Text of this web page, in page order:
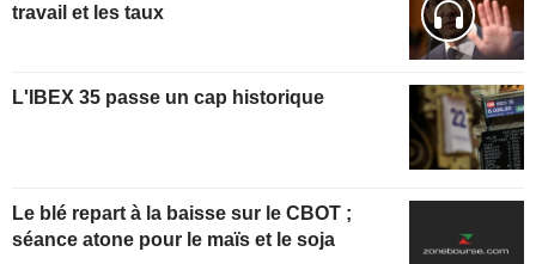
travail et les taux
L'IBEX 35 passe un cap historique
Le blé repart à la baisse sur le CBOT ;
séance atone pour le maïs et le soja